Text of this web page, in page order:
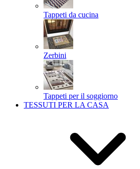
Tappeti da cucina
Zerbini
Tappeti per il soggiorno
TESSUTI PER LA CASA